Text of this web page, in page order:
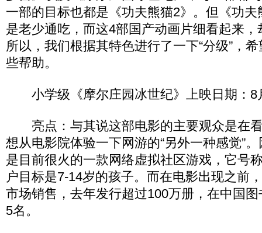
一部的目标也都是《功夫熊猫2》。但《功
是老少通吃，而这4部国产动画片细看起来
所以，我们根据其特色进行了一下“分级”，
些帮助。
小学级《摩尔庄园冰世纪》上映日期：8
亮点：与其说这部电影的主要观众是在
想从电影院体验一下网游的“另外一种感觉”
是目前很火的一款网络虚拟社区游戏，它号
户目标是7-14岁的孩子。而在电影出现之前
市场销售，去年发行超过100万册，在中国
5名。